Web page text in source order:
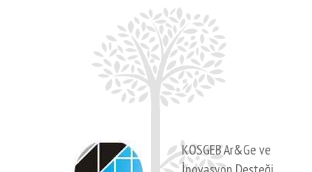
KOSGEB Ar&Ge ve